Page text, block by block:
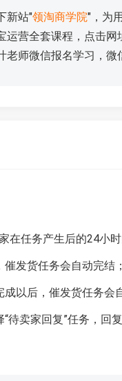
新站"领淘商学院"，为
运营全套课程，点击网
老师微信报名学习，
在任务产生后的24小
催发货任务会自动完结；
以后，催发货任务会
待卖家回复”任务，回